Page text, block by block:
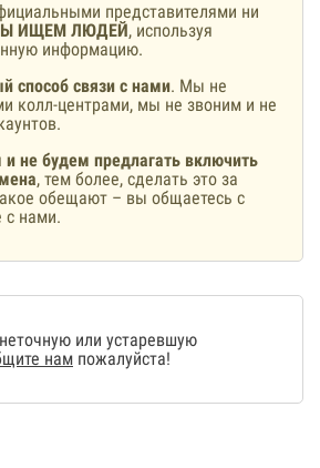
представителями ни
ИЩЕМ ЛЮДЕЙ, используя
информацию.
способ связи с нами. Мы не
колл-центрами, мы не звоним и не
не будем предлагать включить
, тем более, сделать это за
обещают – вы общаетесь с
с нами.
или устаревшую
нам пожалуйста!